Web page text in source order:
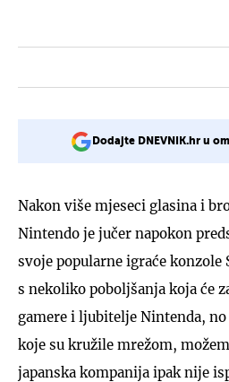
Dodajte DNEVNIK.hr u
Nakon više mjeseci glasina i
Nintendo je jučer napokon
svoje popularne igraće konzole
s nekoliko poboljšanja koja će
gamere i ljubitelje Nintenda,
koje su kružile mrežom,
japanska kompanija ipak nije